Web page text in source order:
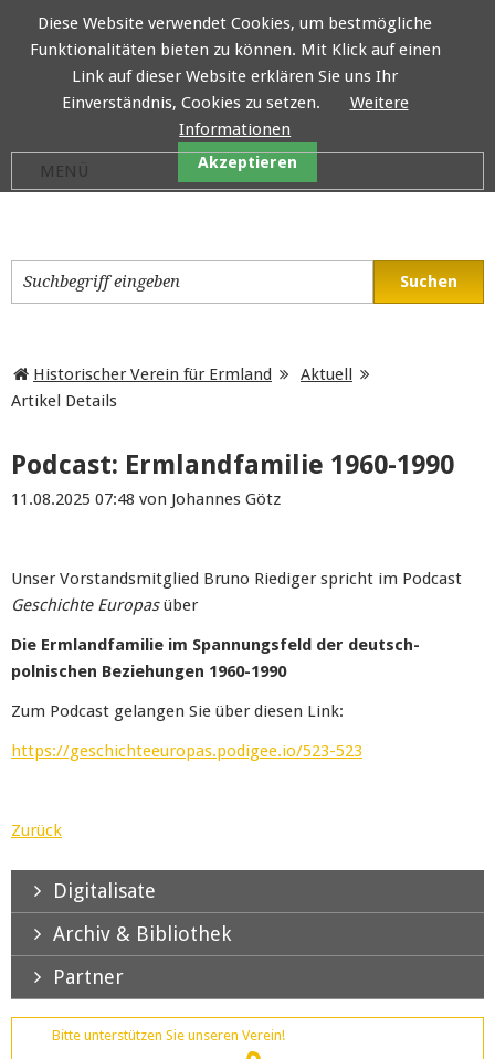
Historischer Verein für Ermland
Aktuell
Artikel Details
Podcast: Ermlandfamilie 1960-1990
11.08.2025 07:48 von Johannes Götz
Unser Vorstandsmitglied Bruno Riediger spricht im Podcast
Geschichte Europasüber
Die Ermlandfamilie im Spannungsfeld der deutsch-
polnischen Beziehungen 1960-1990
Zum Podcast gelangen Sie über diesen Link:
https://geschichteeuropas.podigee.io/523-523
Zurück
Digitalisate
Archiv & Bibliothek
Partner
Bitte unterstützen Sie unseren Verein!
Diese Website verwendet Cookies, um bestmögliche
Funktionalitäten bieten zu können. Mit Klick auf einen
Link auf dieser Website erklären Sie uns Ihr
Einverständnis, Cookies zu setzen.
Weitere
Informationen
Akzeptieren